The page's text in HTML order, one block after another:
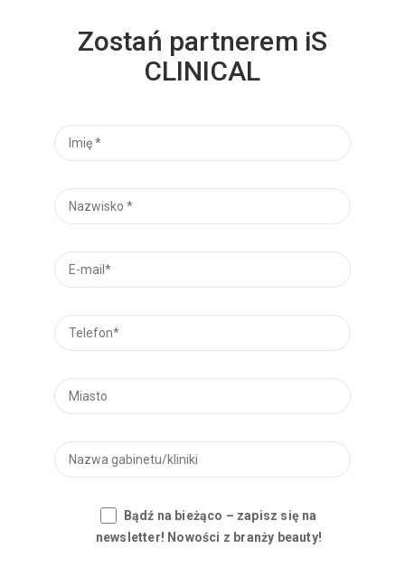
Zostań partnerem iS
CLINICAL
Bądź na bieżąco – zapisz się na
newsletter! Nowości z branży beauty!